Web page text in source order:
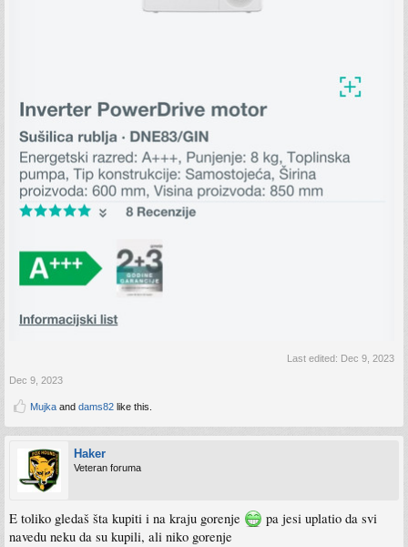
Last edited: Dec 9, 2023
Dec 9, 2023
Mujka and dams82 like this.
Haker
Veteran foruma
E toliko gledaš šta kupiti i na kraju gorenje
pa jesi uplatio da svi
navedu neku da su kupili, ali niko gorenje